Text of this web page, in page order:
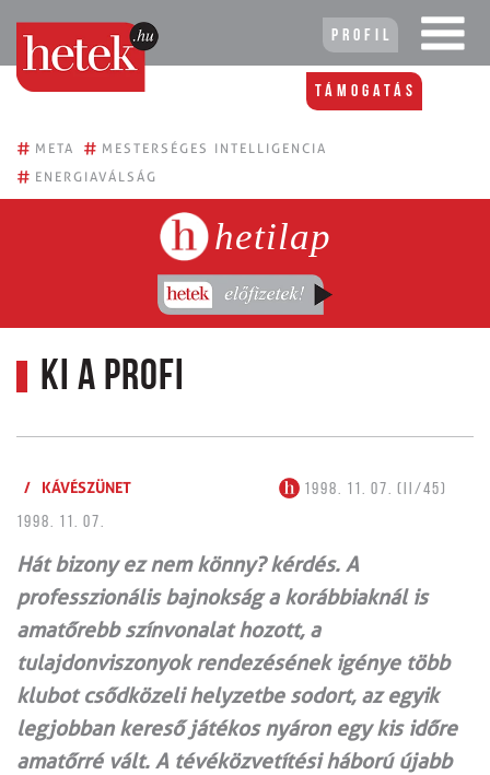
Profil
Támogatás
# META # MESTERSÉGES INTELLIGENCIA
# ENERGIAVÁLSÁG
hetilap
Ki a profi
/ KÁVÉSZÜNET
1998. 11. 07. (II/45)
1998. 11. 07.
Hát bizony ez nem könny? kérdés. A
professzionális bajnokság a korábbiaknál is
amatőrebb színvonalat hozott, a
tulajdonviszonyok rendezésének igénye több
klubot csődközeli helyzetbe sodort, az egyik
legjobban kereső játékos nyáron egy kis időre
amatőrré vált. A tévéközvetítési háború újabb